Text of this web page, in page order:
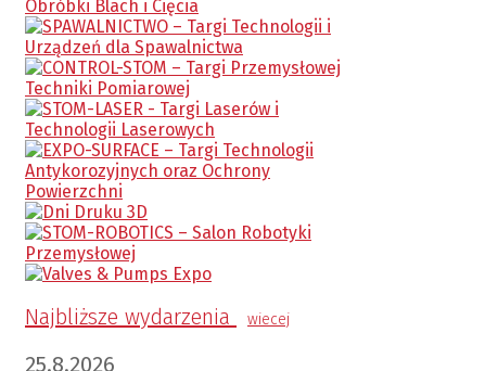
Najbliższe wydarzenia wiecej
25.8.2026